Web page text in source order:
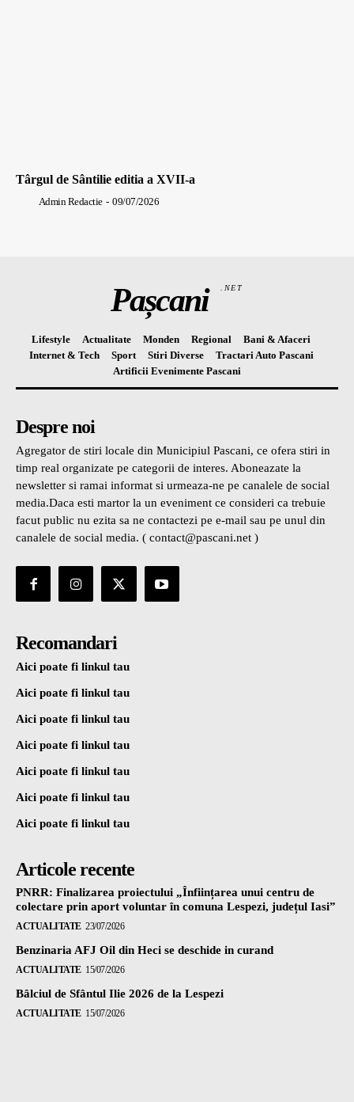
Târgul de Sântilie editia a XVII-a
Admin Redactie - 09/07/2026
Pașcani .NET
Lifestyle Actualitate Monden Regional
Bani & Afaceri
Internet & Tech
Sport Stiri Diverse
Tractari Auto Pascani
Artificii Evenimente Pascani
Despre noi
Agregator de stiri locale din Municipiul Pascani, ce ofera stiri in
timp real organizate pe categorii de interes. Aboneazate la
newsletter si ramai informat si urmeaza-ne pe canalele de social
media.Daca esti martor la un eveniment ce consideri ca trebuie
facut public nu ezita sa ne contactezi pe e-mail sau pe unul din
canalele de social media. ( contact@pascani.net )
Recomandari
Aici poate fi linkul tau
Aici poate fi linkul tau
Aici poate fi linkul tau
Aici poate fi linkul tau
Aici poate fi linkul tau
Aici poate fi linkul tau
Aici poate fi linkul tau
Articole recente
PNRR: Finalizarea proiectului „Înființarea unui centru de
colectare prin aport voluntar în comuna Lespezi, județul Iasi”
ACTUALITATE 23/07/2026
Benzinaria AFJ Oil din Heci se deschide in curand
ACTUALITATE 15/07/2026
Bâlciul de Sfântul Ilie 2026 de la Lespezi
ACTUALITATE 15/07/2026